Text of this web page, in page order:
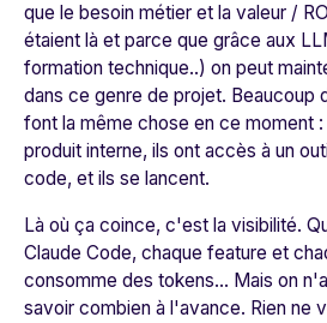
que le besoin métier et la valeur /
étaient là et parce que grâce aux
formation technique..) on peut
dans ce genre de projet. Beaucoup
font la même chose en ce moment
produit interne, ils ont accès à un
code, et ils se lancent.
Là où ça coince, c'est la visibilité.
Claude Code, chaque feature et
consomme des tokens... Mais on
savoir combien à l'avance. Rien ne